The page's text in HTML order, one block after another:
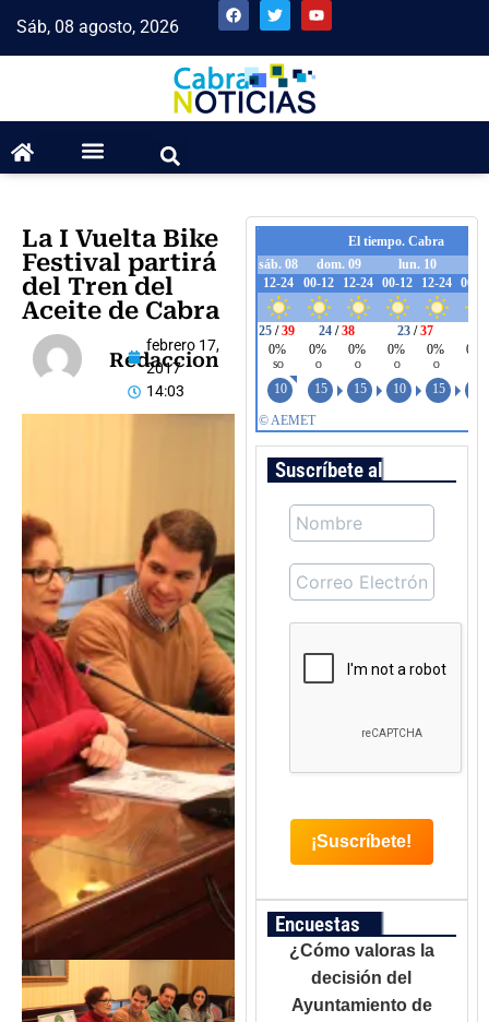
Sáb, 08 agosto, 2026
La I Vuelta Bike
Festival partirá
del Tren del
Aceite de Cabra
Redaccion
febrero 17,
2017
14:03
Suscríbete al boletín
Encuestas
¿Cómo valoras la
decisión del
Ayuntamiento de